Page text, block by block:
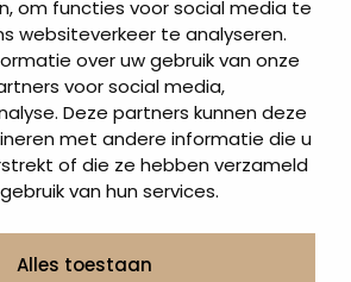
om functies voor social media te
websiteverkeer te analyseren.
over uw gebruik van onze
voor social media,
Deze partners kunnen deze
met andere informatie die u
of die ze hebben verzameld
van hun services.
Alles toestaan